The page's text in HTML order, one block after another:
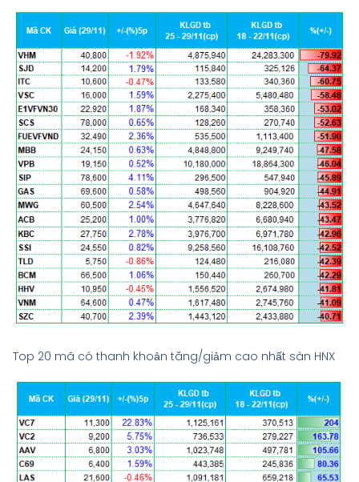
Top 20 mã có thanh khoản tăng/giảm cao nhất sàn HNX